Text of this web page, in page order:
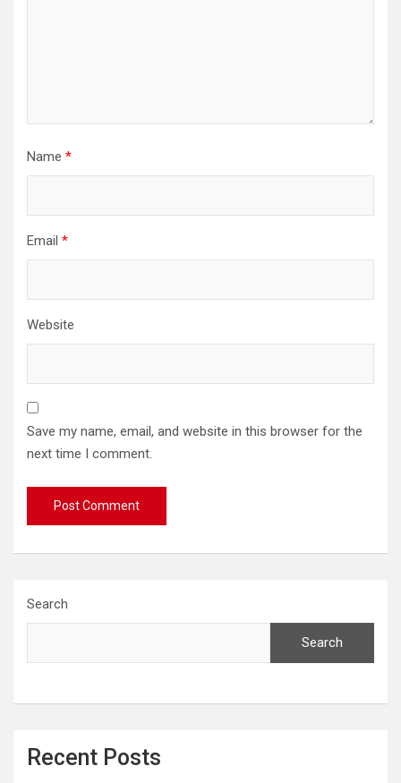
Name *
Email *
Website
Save my name, email, and website in this browser for the
next time I comment.
Search
Search
Recent Posts